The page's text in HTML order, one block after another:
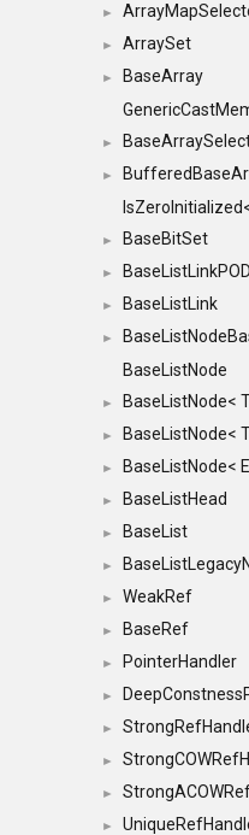
►
► ArraySet
►
BaseArray
►
►
► BaseBitSet
► BaseListLinkPOD
► BaseListLink
►
BaseListNode
► BaseListNode<
► BaseListNode<
► BaseListNode<
► BaseListHead
► BaseList
►
► WeakRef
► BaseRef
► PointerHandler
►
►
►
►
►